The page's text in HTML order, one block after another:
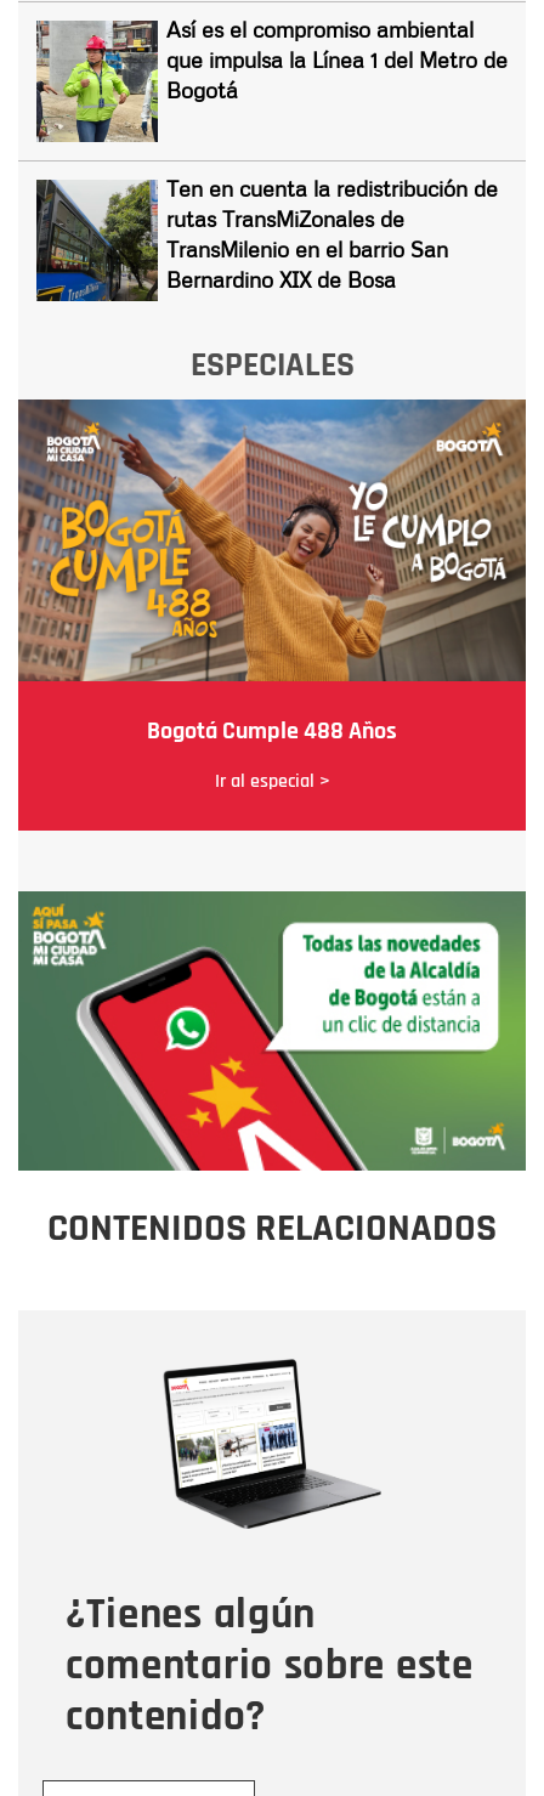
Así es el compromiso ambiental
que impulsa la Línea 1 del Metro de
Bogotá
Ten en cuenta la redistribución de
rutas TransMiZonales de
TransMilenio en el barrio San
Bernardino XIX de Bosa
ESPECIALES
Bogotá Cumple 488 Años
Ir al especial >
CONTENIDOS RELACIONADOS
¿Tienes algún
comentario sobre este
contenido?
Correo electrónico
Tipo de comentario
Mensaje